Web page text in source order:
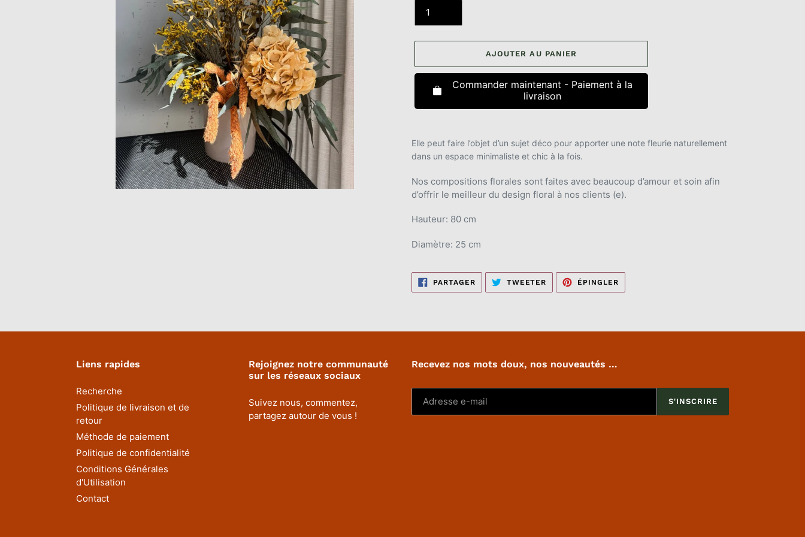
AJOUTER AU PANIER
Commander maintenant - Paiement à la
livraison
d'un
produit
votre
panier
Elle peut faire l’objet d’un sujet déco pour apporter une note fleurie naturellement
dans un espace minimaliste et chic à la fois.
Nos compositions florales sont faites avec beaucoup d’amour et soin afin
d’offrir le meilleur du design floral à nos clients (e).
Hauteur: 80 cm
Diamètre: 25 cm
PARTAGERPARTAGER
SUR
FACEBOOK
TWEETER TWEETER
TWITTER
ÉPINGLER
PINTEREST
Liens rapides
Recherche
Politique de livraison et de
retour
Méthode de paiement
Politique de confidentialité
Conditions Générales
d'Utilisation
Contact
Rejoignez notre communauté
sur les réseaux sociaux
Suivez nous, commentez,
partagez autour de vous !
Recevez nos mots doux, nos nouveautés …
S'INSCRIRE